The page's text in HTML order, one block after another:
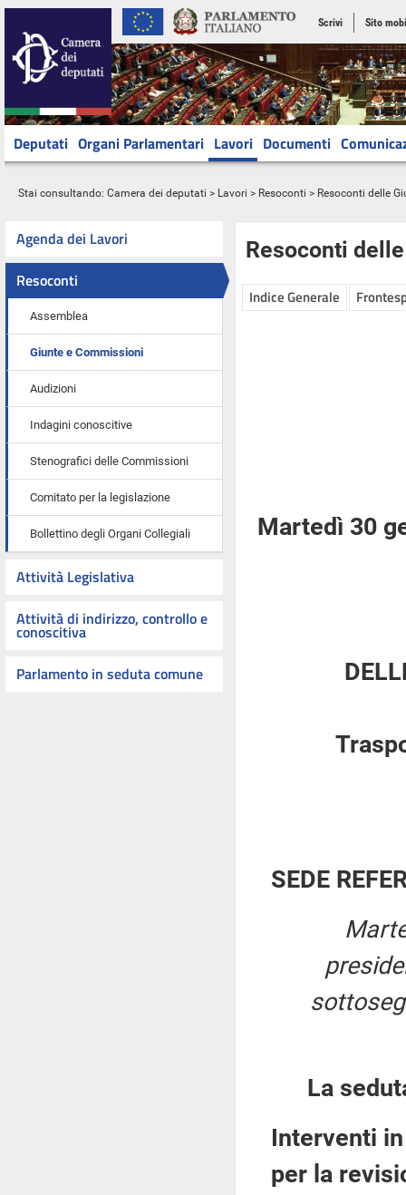
Scrivi Sito
Deputati Organi Parlamentari Lavori Documenti
Stai consultando: Camera dei deputati > Lavori > Resoconti > Resoconti delle
Agenda dei Lavori
Resoconti
Assemblea
Giunte e Commissioni
Audizioni
Indagini conoscitive
Stenografici delle Commissioni
Comitato per la legislazione
Bollettino degli Organi Collegiali
Attività Legislativa
Attività di indirizzo, controllo e
conoscitiva
Parlamento in seduta comune
Resoconti
Indice Generale
Martedì 30
SEDE
La
Interventi
per la